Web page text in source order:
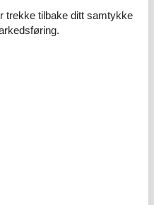
(Teufen) Tierli Walter (Zoo,
Stein or Schwägalp,
trekke tilbake ditt samtykke